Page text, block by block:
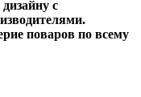
с
поваров по всему